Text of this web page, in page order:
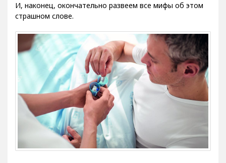
И, наконец, окончательно развеем все мифы об этом
страшном слове.